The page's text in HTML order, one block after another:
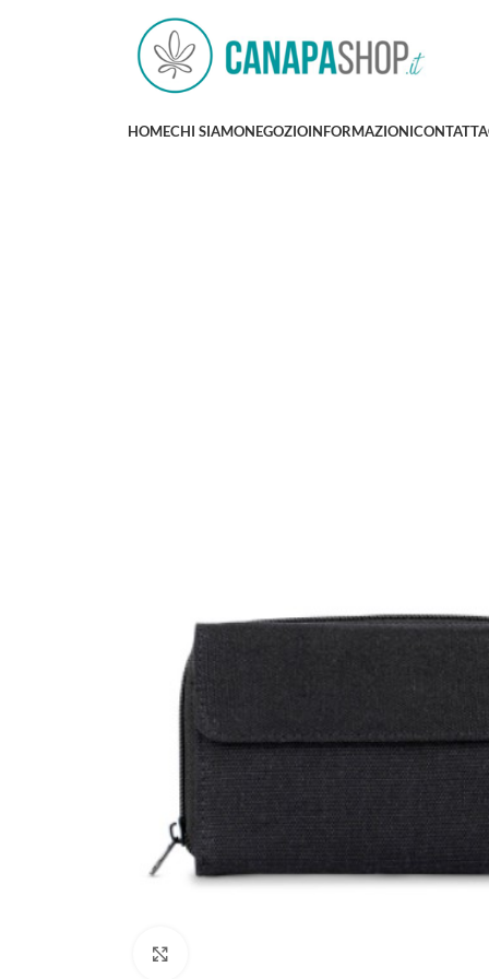
HOMECHI SIAMONEGOZIOINFORMAZIONI